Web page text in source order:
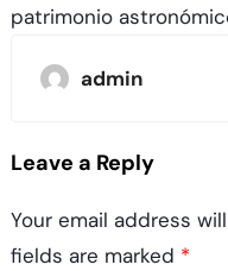
patrimonio
admin
Leave a Reply
Your email address
fields are marked *